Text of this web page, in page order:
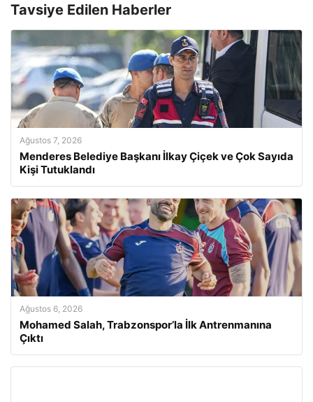
Tavsiye Edilen Haberler
Ağustos 7, 2026
Menderes Belediye Başkanı İlkay Çiçek ve Çok Sayıda
Kişi Tutuklandı
Ağustos 6, 2026
Mohamed Salah, Trabzonspor’la İlk Antrenmanına
Çıktı